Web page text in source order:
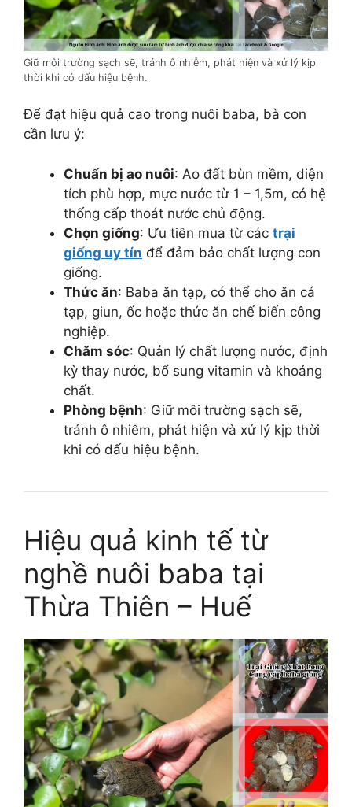
Giữ môi trường sạch sẽ, tránh ô nhiễm, phát hiện và xử lý kịp
thời khi có dấu hiệu bệnh.
Để đạt hiệu quả cao trong nuôi baba, bà con
cần lưu ý:
Chuẩn bị ao nuôi: Ao đất bùn mềm, diện
tích phù hợp, mực nước từ 1 – 1,5m, có hệ
thống cấp thoát nước chủ động.
Chọn giống: Ưu tiên mua từ các trại
giống uy tín để đảm bảo chất lượng con
giống.
Thức ăn: Baba ăn tạp, có thể cho ăn cá
tạp, giun, ốc hoặc thức ăn chế biến công
nghiệp.
Chăm sóc: Quản lý chất lượng nước, định
kỳ thay nước, bổ sung vitamin và khoáng
chất.
Phòng bệnh: Giữ môi trường sạch sẽ,
tránh ô nhiễm, phát hiện và xử lý kịp thời
khi có dấu hiệu bệnh.
Hiệu quả kinh tế từ
nghề nuôi baba tại
Thừa Thiên – Huế